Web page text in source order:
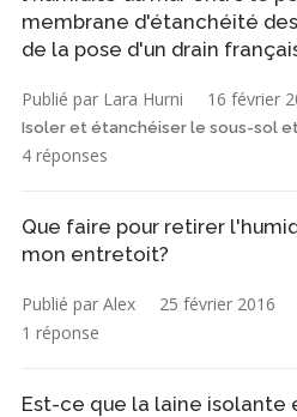
membrane d'étanchéité
de la pose d'un drain
Publié par Lara Hurni 16 février
Isoler et étanchéiser le sous-sol
4 réponses
Que faire pour retirer
mon entretoit?
Publié par Alex 25 février 2016
1 réponse
Est-ce que la laine isolante